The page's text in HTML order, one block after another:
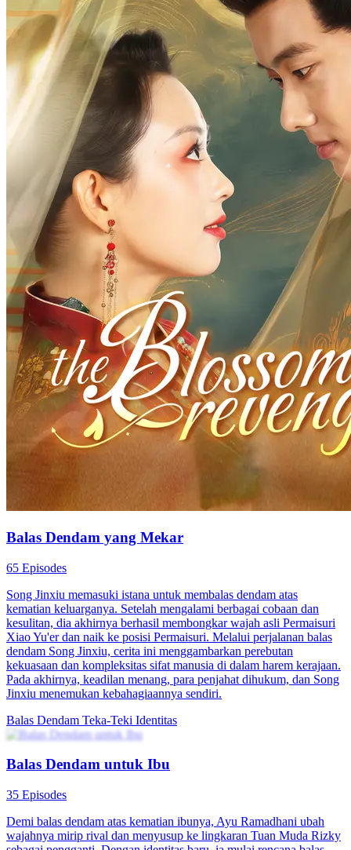
Balas Dendam yang Mekar
65 Episodes
Song Jinxiu memasuki istana untuk membalas dendam atas
kematian keluarganya. Setelah mengalami berbagai cobaan dan
kesulitan, dia akhirnya berhasil membongkar wajah asli Permaisuri
Xiao Yu'er dan naik ke posisi Permaisuri. Melalui perjalanan balas
dendam Song Jinxiu, cerita ini menggambarkan perebutan
kekuasaan dan kompleksitas sifat manusia di dalam harem kerajaan.
Pada akhirnya, keadilan menang, para penjahat dihukum, dan Song
Jinxiu menemukan kebahagiaannya sendiri.
Balas Dendam Teka-Teki Identitas